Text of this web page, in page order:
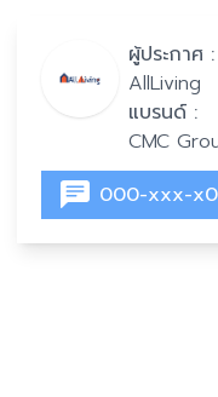
ผู้ประกาศ :
AllLiving
แบรนด์ :
CMC
000-xxx-